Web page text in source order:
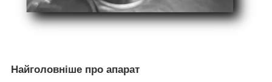
Найголовніше про апарат